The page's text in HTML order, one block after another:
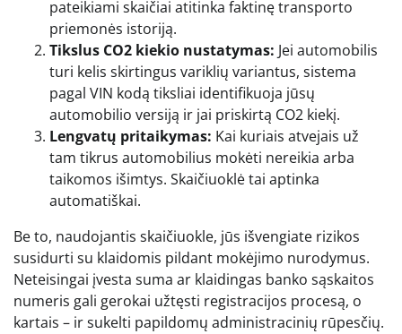
pateikiami skaičiai atitinka faktinę transporto
priemonės istoriją.
Tikslus CO2 kiekio nustatymas: Jei automobilis
turi kelis skirtingus variklių variantus, sistema
pagal VIN kodą tiksliai identifikuoja jūsų
automobilio versiją ir jai priskirtą CO2 kiekį.
Lengvatų pritaikymas: Kai kuriais atvejais už
tam tikrus automobilius mokėti nereikia arba
taikomos išimtys. Skaičiuoklė tai aptinka
automatiškai.
Be to, naudojantis skaičiuokle, jūs išvengiate rizikos
susidurti su klaidomis pildant mokėjimo nurodymus.
Neteisingai įvesta suma ar klaidingas banko sąskaitos
numeris gali gerokai užtęsti registracijos procesą, o
kartais – ir sukelti papildomų administracinių rūpesčių.